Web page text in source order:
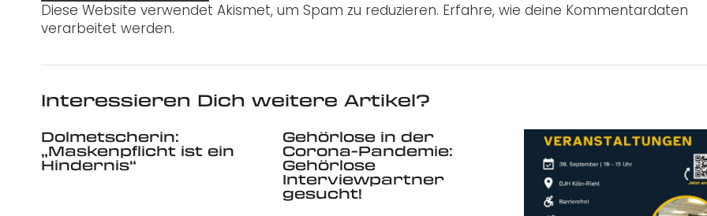
Diese Website verwendet Akismet, um Spam zu reduzieren. Erfahre, wie deine Kommentardaten
verarbeitet werden.
Interessieren Dich weitere Artikel?
Dolmetscherin:
„Maskenpflicht ist ein
Hindernis“
Gehörlose in der
Corona-Pandemie:
Gehörlose
Interviewpartner
gesucht!